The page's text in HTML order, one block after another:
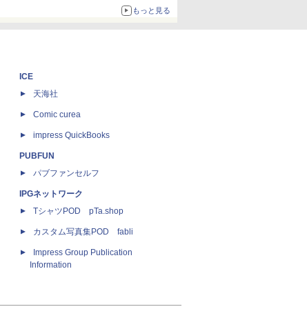
もっと見る
ICE
天海社
Comic curea
impress QuickBooks
PUBFUN
パブファンセルフ
IPGネットワーク
TシャツPOD pTa.shop
カスタム写真集POD fabli
Impress Group Publication
Information